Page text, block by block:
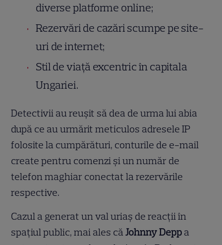
diverse platforme online;
Rezervări de cazări scumpe pe site-
uri de internet;
Stil de viață excentric în capitala
Ungariei.
Detectivii au reușit să dea de urma lui abia
după ce au urmărit meticulos adresele IP
folosite la cumpărături, conturile de e-mail
create pentru comenzi și un număr de
telefon maghiar conectat la rezervările
respective.
Cazul a generat un val uriaș de reacții în
spațiul public, mai ales căJohnny Depp a